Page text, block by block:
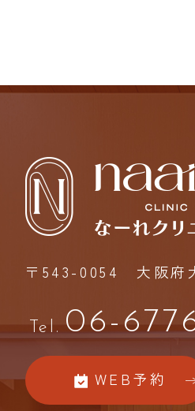
〒543-0054 大阪府
Tel. 06-
WEB予約